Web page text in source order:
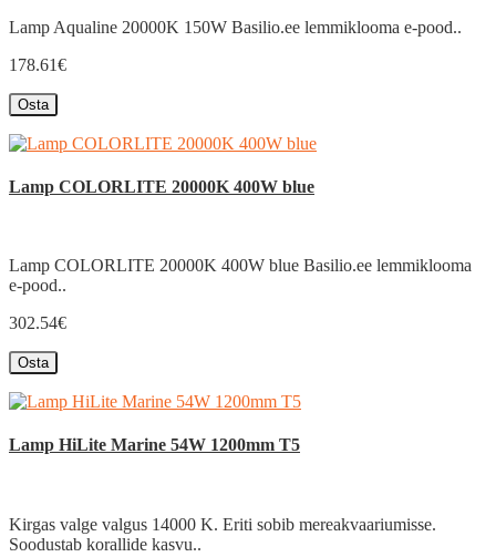
Lamp Aqualine 20000K 150W Basilio.ee lemmiklooma e-pood..
178.61€
Osta
Lamp COLORLITE 20000K 400W blue
Lamp COLORLITE 20000K 400W blue Basilio.ee lemmiklooma
e-pood..
302.54€
Osta
Lamp HiLite Marine 54W 1200mm T5
Kirgas valge valgus 14000 K. Eriti sobib mereakvaariumisse.
Soodustab korallide kasvu..